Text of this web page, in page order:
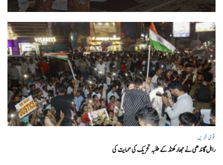
قومی خبریں
راہل گاندھی نے جھارکھنڈ کے طلبہ تحریک کی حمایت کی